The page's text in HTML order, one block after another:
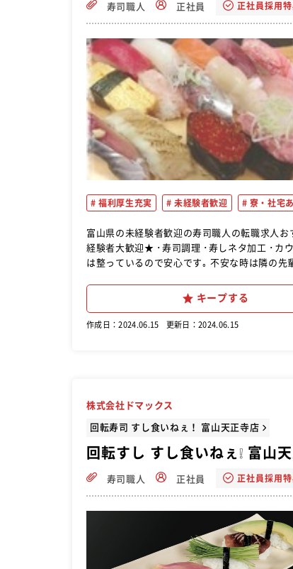
寿司職人 正社員 正社員採用
福利厚生充実 未経験者歓迎 寮・社宅
富山県の未経験者歓迎の寿司職人の転職求人おすすめです。 【寿し屋さんでの接客＆調理全般
経験者大歓迎★ ･寿司調理 ･寿しネタ加工 ･カウンターでの接客 <<異業種からの転職組活
は整っているので安心です｡ 不安な時は隣の
キープする
作成日：2024.06.15 更新日：2024.06.15
株式会社ドマックス
回転寿司 すし食いねぇ！ 富山天正寺店
回転すし すし食いねぇ❕ 富山
寿司職人 正社員 正社員採用